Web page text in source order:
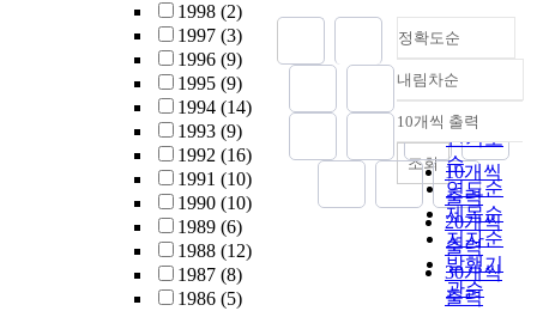
1998 (2)
1997 (3)
1996 (9)
1995 (9)
1994 (14)
1993 (9)
1992 (16)
1991 (10)
1990 (10)
1989 (6)
1988 (12)
1987 (8)
1986 (5)
정확도순
정확도
순
인기도
순
연도순
제목순
저자순
발행기
관순
내림차순
내림차순
10개씩 출력
10개씩
출력
20개씩
출력
30개씩
출력
조회